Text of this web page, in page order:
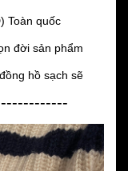
Toàn quốc
đời sản phẩm
hồ sạch sẽ